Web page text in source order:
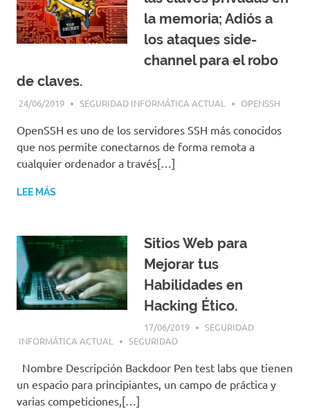
la memoria; Adiós a
los ataques side-
channel para el robo
de claves.
24/06/2019 SEGURIDAD INFORMÁTICA ACTUAL OPENSSH
OpenSSH es uno de los servidores SSH más conocidos
que nos permite conectarnos de forma remota a
cualquier ordenador a través[…]
LEE MÁS
Sitios Web para
Mejorar tus
Habilidades en
Hacking Ético.
17/06/2019
SEGURIDAD
INFORMÁTICA ACTUAL
SEGURIDAD
Nombre Descripción Backdoor Pen test labs que tienen
un espacio para principiantes, un campo de práctica y
varias competiciones,[…]